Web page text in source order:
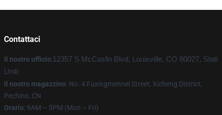
Contattaci
Il nostro ufficio:12357 S McCaslin Blvd, Louisville, CO 80027, Stati
Uniti
Il nostro magazzino: No. 4 Fuxingmennei Street, Xicheng District,
Pechino, CN
Orario: 9AM – 5PM (Mon – Fri)